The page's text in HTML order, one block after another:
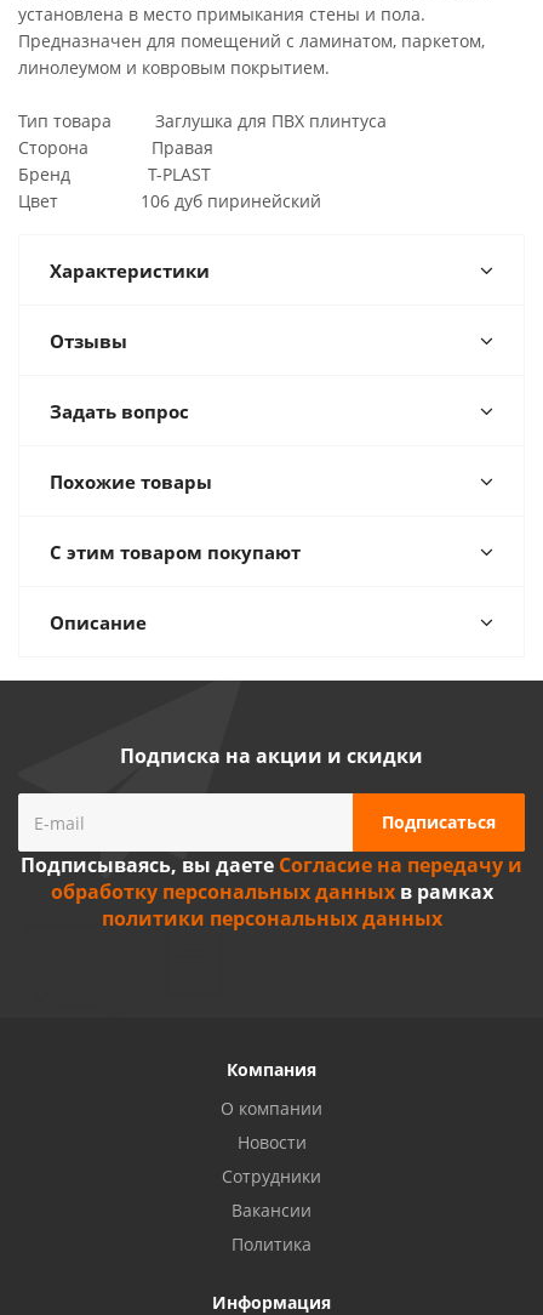
установлена в место примыкания стены и пола.
Предназначен для помещений с ламинатом, паркетом,
линолеумом и ковровым покрытием.
Тип товара Заглушка для ПВХ плинтуса
Сторона Правая
Бренд T-PLAST
Цвет 106 дуб пиринейский
Характеристики
Отзывы
Задать вопрос
Похожие товары
С этим товаром покупают
Описание
Подписка на акции и скидки
Подписываясь, вы даете Согласие на передачу и
обработку персональных данныхв рамках
политики персональных данных
Компания
О компании
Новости
Сотрудники
Вакансии
Политика
Информация